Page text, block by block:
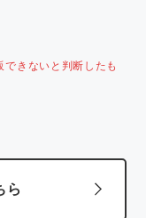
きないと判断したも
ら